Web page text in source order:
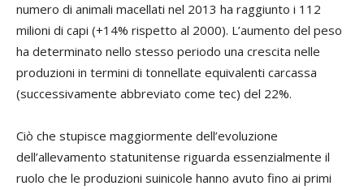
numero di animali macellati nel 2013 ha raggiunto i 112
milioni di capi (+14% rispetto al 2000). L’aumento del peso
ha determinato nello stesso periodo una crescita nelle
produzioni in termini di tonnellate equivalenti carcassa
(successivamente abbreviato come tec) del 22%.
Ciò che stupisce maggiormente dell’evoluzione
dell’allevamento statunitense riguarda essenzialmente il
ruolo che le produzioni suinicole hanno avuto fino ai primi